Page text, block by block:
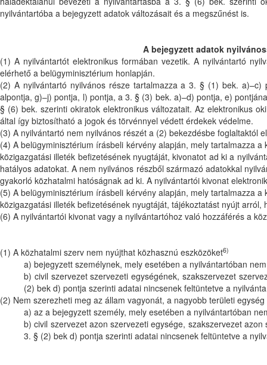
nyilvántartóba a bejegyzett adatok változásait és a megszűnést is.
A bejegyzett adatok
(1) A nyilvántartót elektronikus formában vezetik. A nyilvántartó
elérhető a belügyminisztérium honlapján.
(2) A nyilvántartó nyilvános része tartalmazza a 3. § (1) bek.
alpontja, g)–j) pontja, l) pontja, a 3. § (3) bek. a)–d) pontja, e)
§ (6) bek. szerinti okiratok elektronikus változatait. Az elektronikus
által így biztosítható a jogok és törvénnyel védett érdekek védelme.
(3) A nyilvántartó nem nyilvános részét a (2) bekezdésbe foglaltaktól
(4) A belügyminisztérium írásbeli kérvény alapján, mely tartalmazza
közigazgatási illeték befizetésének nyugtáját, kivonatot ad ki a
hatályos adatokat. A nem nyilvános részből származó adatokkal
gyakorló közhatalmi hatóságnak ad ki. A nyilvántartói kivonat
(5) A belügyminisztérium írásbeli kérvény alapján, mely tartalmazza
közigazgatási illeték befizetésének nyugtáját, tájékoztatást nyújt
(6) A nyilvántartói kivonat vagy a nyilvántartóhoz való hozzáférés a
(1) A közhatalmi szerv nem nyújthat közhasznú eszközöket6)
a) bejegyzett személynek, mely esetében a nyilvántartóban
b) civil szervezet szervezeti egységének, szakszervezet
(2) bek d) pontja szerinti adatai nincsenek feltüntetve a
(2) Nem szerezheti meg az állam vagyonát, a nagyobb területi
a) az a bejegyzett személy, mely esetében a nyilvántartóban
b) civil szervezet azon szervezeti egysége, szakszervezet
3. § (2) bek d) pontja szerinti adatai nincsenek feltüntetve a